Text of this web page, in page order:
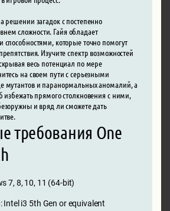
решении загадок с постепенно
сложности. Гайя обладает
способностями, которые точно помогут
Изучите спектр возможностей
весь потенциал по мере
на своем пути с серьезными
мутантов и паранормальных аномалий, а
избежать прямого столкновения с ними,
и вряд ли сможете дать
требования One
7, 8, 10, 11 (64-bit)
Intel i3 5th Gen or equivalent